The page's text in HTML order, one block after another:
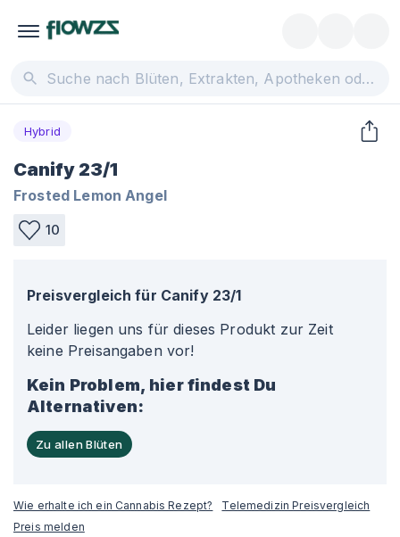
Hybrid
Canify 23/1
Frosted Lemon Angel
10
Preisvergleich für Canify 23/1
Leider liegen uns für dieses Produkt zur Zeit
keine Preisangaben vor!
Kein Problem, hier findest Du
Alternativen:
Zu allen Blüten
Wie erhalte ich ein Cannabis Rezept?
Telemedizin Preisvergleich
Preis melden